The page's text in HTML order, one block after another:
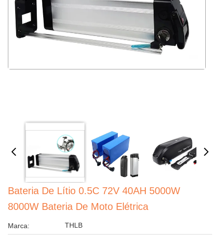
Bateria De Lítio 0.5C 72V 40AH 5000W
8000W Bateria De Moto Elétrica
Marca: THLB